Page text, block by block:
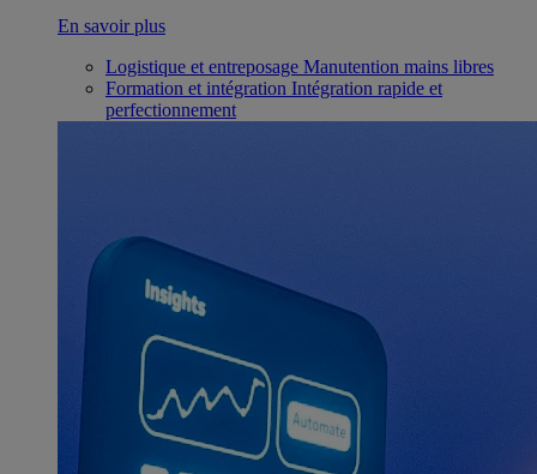
En savoir plus
Logistique et entreposage Manutention mains libres
Formation et intégration Intégration rapide et
perfectionnement